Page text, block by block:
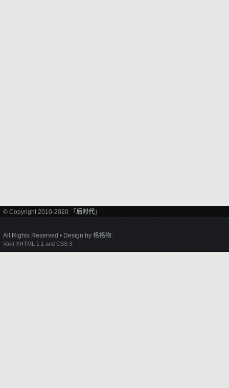
© Copyright 2010-2020 「 后时代 」
All Rights Reserved • Design by 格格物.
Valid XHTML 1.1 and CSS 3.